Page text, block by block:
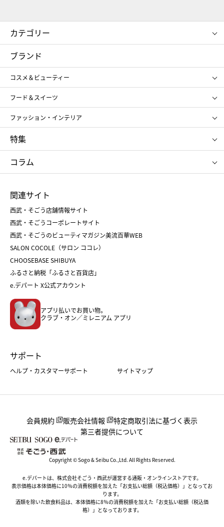
カテゴリー
コスメ＆ビューティー
ギフト
レディース
メンズ
スポーツ・アウトドア
お中元
お歳暮
ブランド
コスメ＆ビューティー
SHISEIDO
ポール&ジョー ボーテ
ジルスチュアート
NARS
RMK
クリニーク
SK-Ⅱ
フード＆スイーツ
アンリ・シャルパンティエ
ゴディバ
新宿高野
たねや
ねんりん家
ファッション・インテリア
ポロ ラルフ ローレン
タケオ キクチ
ママ＆キッズ
シュタイフ
特集
お中元
ひな人形
五月人形
父の日
クリスマスケーキ
ホワイトデー
コラム
菓子折り
和菓子
人気のギフト
バレンタイン
ホワイトデー
おせち
フード
ホーム・キッチン＆アート
関連サイト
西武・そごう店舗情報サイト
西武・そごうコーポレートサイト
西武・そごうのビューティマガジン美流百華WEB
SALON COCOLE（サロン ココレ）
CHOOSEBASE SHIBUYA
ふるさと納税「ふるさと百貨店」
e.デパート X公式アカウント
アプリ払いでお買い物。
クラブ・オン／ミレニアム アプリ
サポート
ヘルプ・カスタマーサポート サイトマップ
会員規約 販売会社情報
特定商取引法に基づく表示
第三者提供について
Copyright © Sogo & Seibu Co.,Ltd. All Rights Reserved.
e.デパートは、株式会社そごう・西武が運営する通販・オンラインストアです。
表示価格は本体価格に10％の消費税額を加えた「お支払い総額（税込価格）」となってお
ります。
酒類を除いた飲食料品は、本体価格に8％の消費税額を加えた「お支払い総額（税込価
格）」となっております。